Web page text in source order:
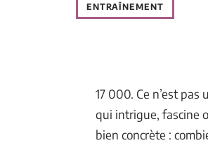
ENTRAÎNEMENT
17 000. Ce n’est
qui intrigue, fascine
bien concrète :